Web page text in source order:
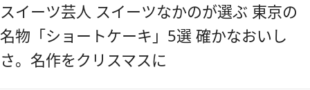
スイーツ芸人 スイーツなかのが選ぶ 東京の
名物「ショートケーキ」5選 確かなおいし
さ。名作をクリスマスに